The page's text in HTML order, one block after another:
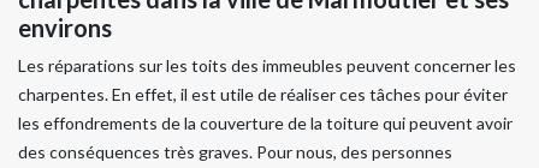
environs
Les réparations sur les toits des immeubles peuvent concerner les
charpentes. En effet, il est utile de réaliser ces tâches pour éviter
les effondrements de la couverture de la toiture qui peuvent avoir
des conséquences très graves. Pour nous, des personnes